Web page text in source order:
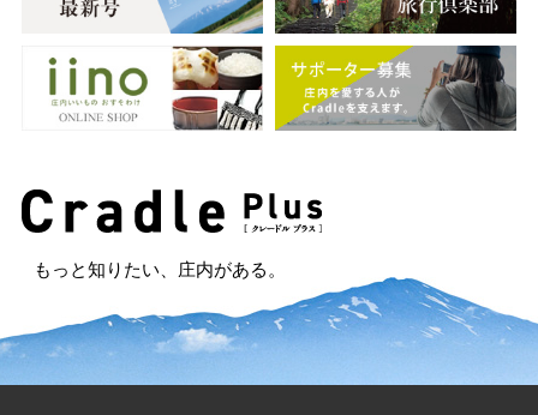
もっと知りたい、庄内がある。